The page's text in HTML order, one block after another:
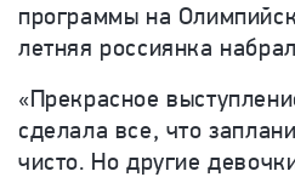
программы на
летняя россиянка
«Прекрасное
сделала все, что
чисто. Но другие